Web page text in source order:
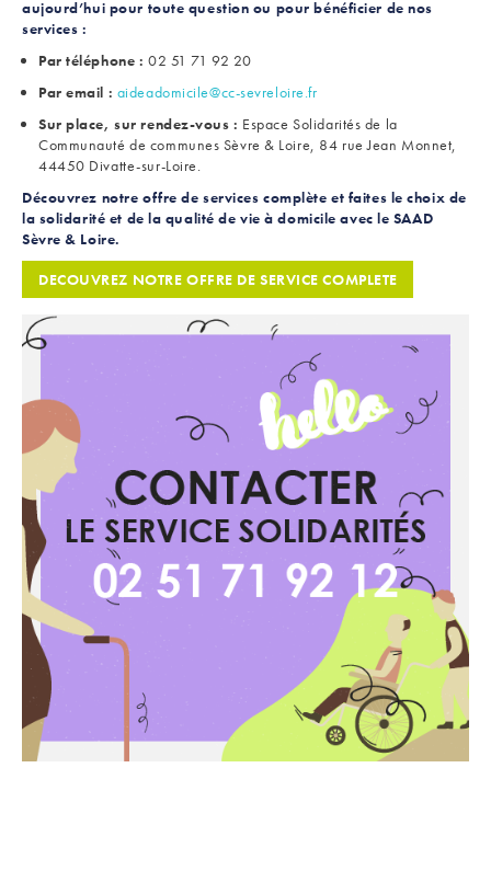
aujourd’hui pour toute question ou pour bénéficier de nos
services :
Par téléphone : 02 51 71 92 20
Par email : aideadomicile@cc-sevreloire.fr
Sur place, sur rendez-vous : Espace Solidarités de la
Communauté de communes Sèvre & Loire, 84 rue Jean Monnet,
44450 Divatte-sur-Loire.
Découvrez notre offre de services complète et faites le choix de
la solidarité et de la qualité de vie à domicile avec le SAAD
Sèvre & Loire.
DECOUVREZ NOTRE OFFRE DE SERVICE COMPLETE